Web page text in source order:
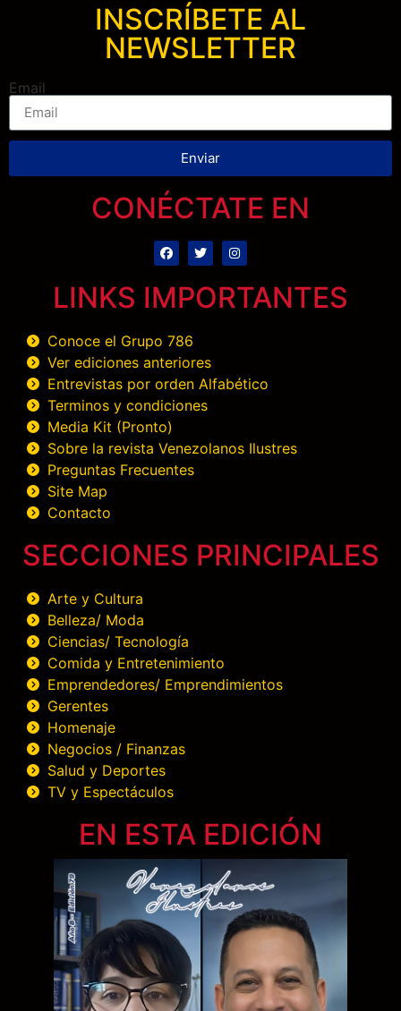
INSCRÍBETE AL
NEWSLETTER
Email
Enviar
CONÉCTATE EN
LINKS IMPORTANTES
Conoce el Grupo 786
Ver ediciones anteriores
Entrevistas por orden Alfabético
Terminos y condiciones
Media Kit (Pronto)
Sobre la revista Venezolanos Ilustres
Preguntas Frecuentes
Site Map
Contacto
SECCIONES PRINCIPALES
Arte y Cultura
Belleza/ Moda
Ciencias/ Tecnología
Comida y Entretenimiento
Emprendedores/ Emprendimientos
Gerentes
Homenaje
Negocios / Finanzas
Salud y Deportes
TV y Espectáculos
EN ESTA EDICIÓN